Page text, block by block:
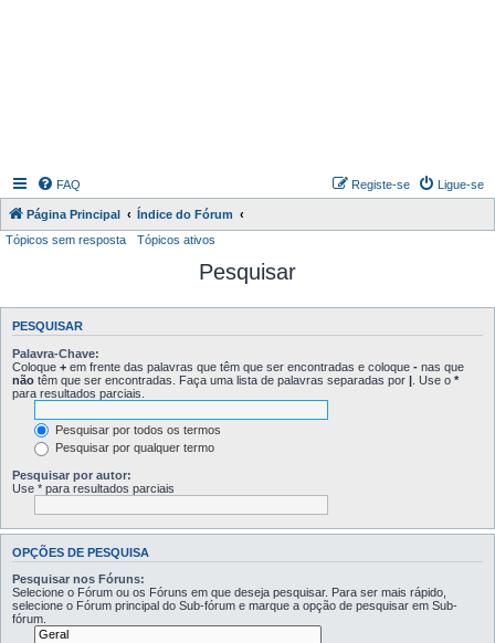
FAQ Ligue-se
Registe-se
Página Principal
Índice do Fórum
Tópicos sem resposta
Tópicos ativos
Pesquisar
PESQUISAR
Palavra-Chave:
Coloque + em frente das palavras que têm que ser encontradas e coloque - nas que
não têm que ser encontradas. Faça uma lista de palavras separadas por | . Use o *
para resultados parciais.
Pesquisar por todos os termos
Pesquisar por qualquer termo
Pesquisar por autor:
Use * para resultados parciais
OPÇÕES DE PESQUISA
Pesquisar nos Fóruns:
Selecione o Fórum ou os Fóruns em que deseja pesquisar. Para ser mais rápido,
selecione o Fórum principal do Sub-fórum e marque a opção de pesquisar em Sub-
fórum.